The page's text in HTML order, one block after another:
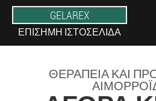
GELAREX
ΕΠΊΣΗΜΗ ΙΣΤΟΣΕΛΊΔΑ
ΘΕΡΑΠΕΊΑ ΚΑΙ